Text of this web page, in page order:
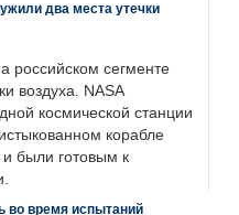
два места утечки
российском сегменте
воздуха. NASA
космической станции
корабле
были готовым к
во время испытаний